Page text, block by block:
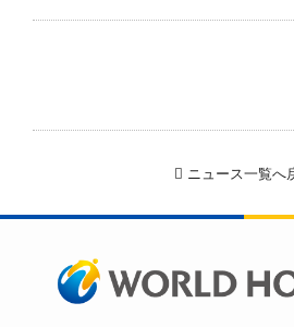
ニュース一覧へ